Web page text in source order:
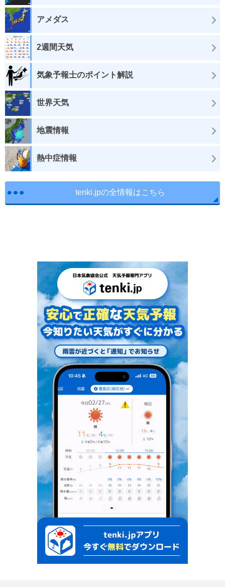
アメダス
2週間天気
気象予報士のポイント解説
世界天気
地震情報
熱中症情報
tenki.jpの全情報はこちら